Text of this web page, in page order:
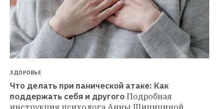
ЗДОРОВЬЕ
Что делать при панической атаке: Как
поддержать себя и другогоПодробная